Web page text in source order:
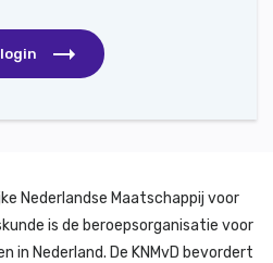
Nederlandse Maatschappij voor
is de beroepsorganisatie voor
in Nederland. De KNMvD bevordert